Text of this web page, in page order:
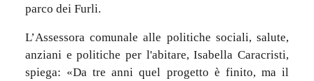
parco dei Furli.
L’Assessora comunale alle politiche sociali, salute,
anziani e politiche per l'abitare, Isabella Caracristi,
spiega: «Da tre anni quel progetto è finito, ma il